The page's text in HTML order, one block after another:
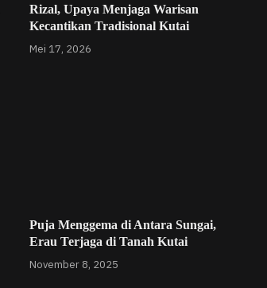
Rizal, Upaya Menjaga Warisan
Kecantikan Tradisional Kutai
Mei 17, 2026
Puja Menggema di Antara Sungai,
Erau Terjaga di Tanah Kutai
November 8, 2025